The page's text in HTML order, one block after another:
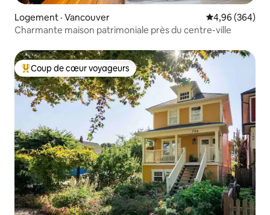
Logement · Vancouver Note
4,96 (364)
Charmante maison patrimoniale près du centre-ville
Coup de cœur voyageurs parmi les plus aimés
Coup de cœur voyageurs